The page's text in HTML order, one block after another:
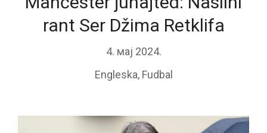
rant Ser Džima Retklifa
4. мај 2024.
Engleska, Fudbal